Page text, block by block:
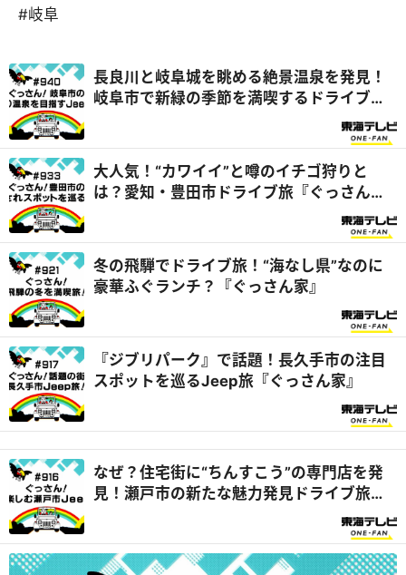
#岐阜
長良川と岐阜城を眺める絶景温泉を発見！
岐阜市で新緑の季節を満喫するドライブ旅
大人気！“カワイイ”と噂のイチゴ狩りと
は？愛知・豊田市ドライブ旅『ぐっさん
冬の飛騨でドライブ旅！“海なし県”なのに
豪華ふぐランチ？『ぐっさん家』
『ジブリパーク』で話題！長久手市の注目
スポットを巡るJeep旅『ぐっさん家』
なぜ？住宅街に“ちんすこう”の専門店を発
見！瀬戸市の新たな魅力発見ドライブ旅